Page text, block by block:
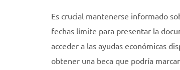
Es crucial mantenerse informado
fechas límite para presentar la
acceder a las ayudas económicas
obtener una beca que podría